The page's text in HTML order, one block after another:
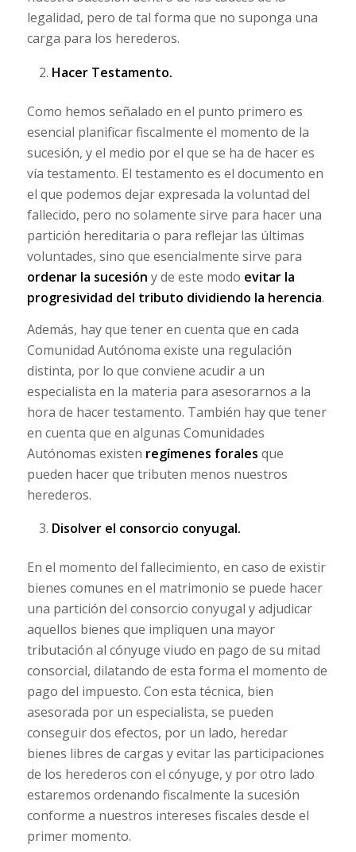
legalidad, pero de tal forma que no suponga una
carga para los herederos.
Hacer Testamento.
Como hemos señalado en el punto primero es
esencial planificar fiscalmente el momento de la
sucesión, y el medio por el que se ha de hacer es
vía testamento. El testamento es el documento en
el que podemos dejar expresada la voluntad del
fallecido, pero no solamente sirve para hacer una
partición hereditaria o para reflejar las últimas
voluntades, sino que esencialmente sirve para
ordenar la sucesión y de este modo evitar la
progresividad del tributo dividiendo la herencia.
Además, hay que tener en cuenta que en cada
Comunidad Autónoma existe una regulación
distinta, por lo que conviene acudir a un
especialista en la materia para asesorarnos a la
hora de hacer testamento. También hay que tener
en cuenta que en algunas Comunidades
Autónomas existen regímenes forales que
pueden hacer que tributen menos nuestros
herederos.
Disolver el consorcio conyugal.
En el momento del fallecimiento, en caso de existir
bienes comunes en el matrimonio se puede hacer
una partición del consorcio conyugal y adjudicar
aquellos bienes que impliquen una mayor
tributación al cónyuge viudo en pago de su mitad
consorcial, dilatando de esta forma el momento de
pago del impuesto. Con esta técnica, bien
asesorada por un especialista, se pueden
conseguir dos efectos, por un lado, heredar
bienes libres de cargas y evitar las participaciones
de los herederos con el cónyuge, y por otro lado
estaremos ordenando fiscalmente la sucesión
conforme a nuestros intereses fiscales desde el
primer momento.